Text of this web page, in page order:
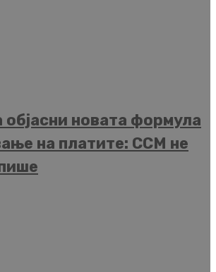
објасни новата формула
на платите: ССМ не